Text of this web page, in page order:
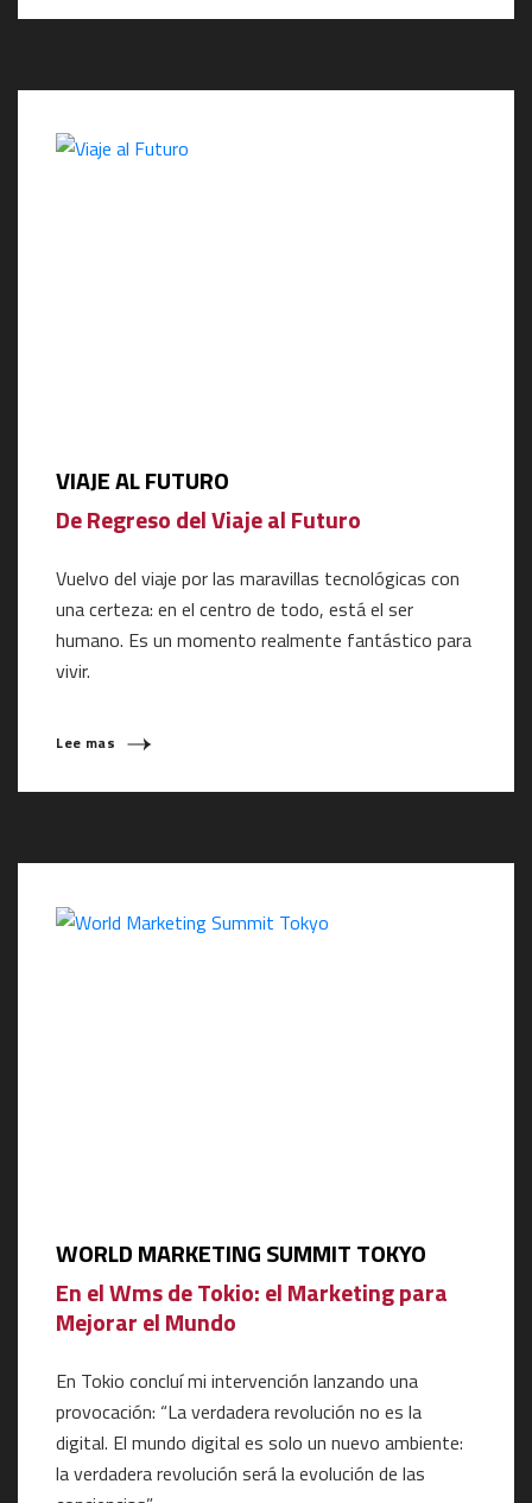
VIAJE AL FUTURO
De Regreso del Viaje al Futuro
Vuelvo del viaje por las maravillas tecnológicas con
una certeza: en el centro de todo, está el ser
humano. Es un momento realmente fantástico para
vivir.
Lee mas
WORLD MARKETING SUMMIT TOKYO
En el Wms de Tokio: el Marketing para
Mejorar el Mundo
En Tokio concluí mi intervención lanzando una
provocación: “La verdadera revolución no es la
digital. El mundo digital es solo un nuevo ambiente:
la verdadera revolución será la evolución de las